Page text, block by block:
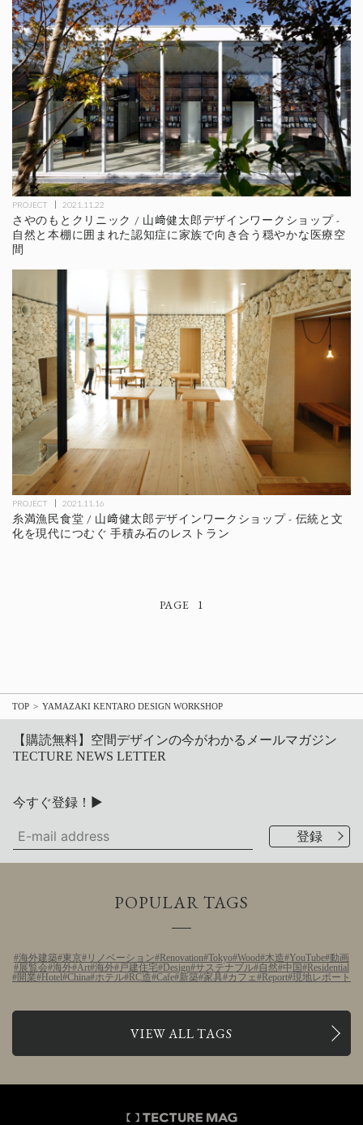
PROJECT 2021.11.22
さやのもとクリニック / 山﨑健太郎デザインワークショップ -
自然と本棚に囲まれた認知症に家族で向き合う穏やかな医療空
間
PROJECT 2021.11.16
糸満漁民食堂 / 山﨑健太郎デザインワークショップ - 伝統と文
化を現代につむぐ 手積み石のレストラン
1
TOP YAMAZAKI KENTARO DESIGN WORKSHOP
【購読無料】空間デザインの今がわかるメールマガジン
TECTURE NEWS LETTER
今すぐ登録！▶
POPULAR TAGS
海外建築 東京 リノベーション Renovation Tokyo Wood 木造 YouTube 動画
展覧会 海外 Art 海外 戸建住宅 Design サステナブル 自然 中国 Residential
開業 Hotel China ホテル RC造 Cafe 新築 家具 カフェ Report 現地レポート
VIEW ALL TAGS